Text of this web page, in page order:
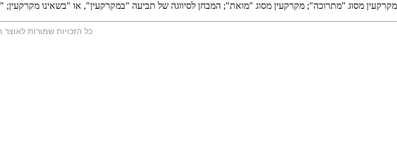
מקרקעין מסוג "מתרוכה"; מקרקעין מסוג "מואת"; המבחן לסיווגה של תביעה "במקרקעין", או "בשאינו מקרקעין;
כל הזכויות שמורות